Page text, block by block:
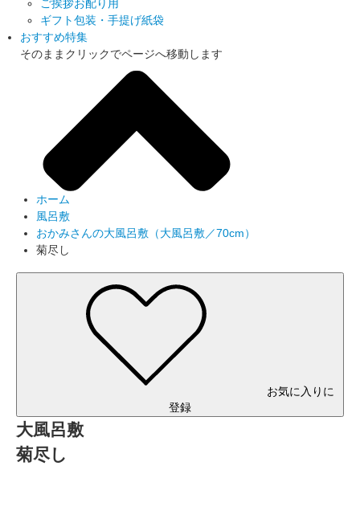
ご挨拶お配り用
ギフト包装・手提げ紙袋
おすすめ特集
そのままクリックでページへ移動します
ホーム
風呂敷
おかみさんの大風呂敷（大風呂敷／70cm）
菊尽し
お気に入りに
登録
大風呂敷
菊尽し